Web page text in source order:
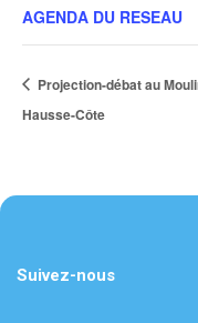
AGENDA DU RESEAU
Projection-débat au
Hausse-Côte
Suivez-nous